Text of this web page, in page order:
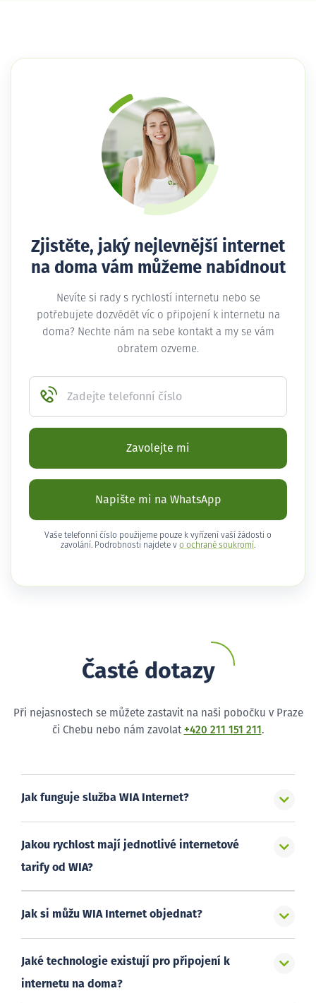
Zjistěte, jaký nejlevnější internet
na doma vám můžeme nabídnout
Nevíte si rady s rychlostí internetu nebo se
potřebujete dozvědět víc o připojení k internetu na
doma? Nechte nám na sebe kontakt a my se vám
obratem ozveme.
Zadejte telefonní číslo
Zavolejte mi
Napište mi na WhatsApp
Vaše telefonní číslo použijeme pouze k vyřízení vaší žádosti o
zavolání. Podrobnosti najdete v o ochraně soukromí .
Časté dotazy
Při nejasnostech se můžete zastavit na naši pobočku v Praze
či Chebu nebo nám zavolat +420 211 151 211 .
Jak funguje služba WIA Internet?
Jakou rychlost mají jednotlivé internetové
tarify od WIA?
Jak si můžu WIA Internet objednat?
Jaké technologie existují pro připojení k
internetu na doma?